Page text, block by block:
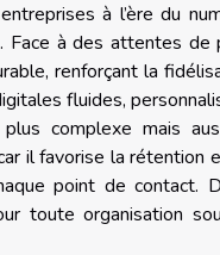
à l’ère du
Face à des attentes de
renforçant la
fluides,
complexe mais
il favorise la rétention
point de contact.
toute organisation